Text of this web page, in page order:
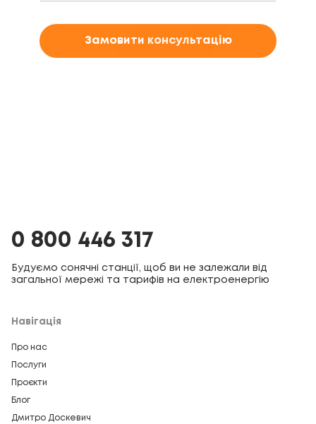
Замовити консультацію
0 800 446 317
Будуємо сонячні станції, щоб ви не залежали від
загальної мережі та тарифів на електроенергію
Навігація
Про нас
Послуги
Проєкти
Блог
Дмитро Доскевич